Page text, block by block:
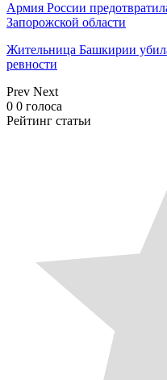
Армия России
Запорожской области
Жительница Башкирии
ревности
Prev Next
0 0 голоса
Рейтинг статьи